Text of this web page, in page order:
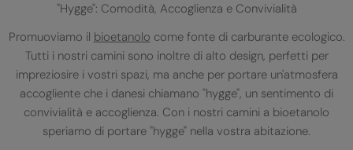
"Hygge": Comodità, Accoglienza e Convivialità
Promuoviamo il bioetanolo come fonte di carburante ecologico.
Tutti i nostri camini sono inoltre di alto design, perfetti per
impreziosire i vostri spazi, ma anche per portare un'atmosfera
accogliente che i danesi chiamano "hygge", un sentimento di
convivialità e accoglienza. Con i nostri camini a bioetanolo
speriamo di portare "hygge" nella vostra abitazione.